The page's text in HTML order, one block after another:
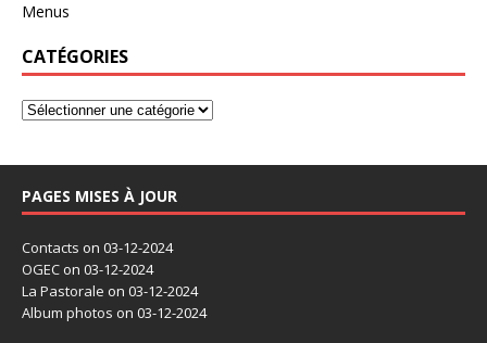
Menus
CATÉGORIES
PAGES MISES À JOUR
Contacts on 03-12-2024
OGEC on 03-12-2024
La Pastorale on 03-12-2024
Album photos on 03-12-2024